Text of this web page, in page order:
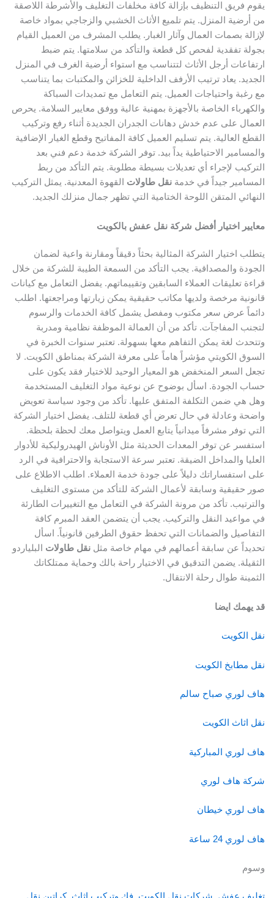
يقوم فريق التنظيف بإزالة كافة مخلفات التغليف والأشرطة اللاصقة
من أرضية المنزل. يتم تلميع الأثاث الخشبي والزجاجي بمواد خاصة
لإزالة بصمات العمال وآثار الغبار. يطلب المشرف من العميل القيام
بجولة تفقدية لفحص كل قطعة والتأكد من سلامتها. يتم ضبط
ارتفاعات أرجل الأثاث لتتناسب مع استواء أرضية الغرف في المنزل
الجديد. يعاد ترتيب الأرفف الداخلية للخزائن والمكتبات بما يتناسب
مع رغبة واحتياجات العميل. يتم التعامل مع تمديدات السباكة
والكهرباء الخاصة بالأجهزة بمهنية عالية ووفق معايير السلامة. يحرص
العمال على عدم خدش دهانات الجدران الجديدة أثناء رفع وتركيب
القطع العالية. يتم تسليم العميل كافة المفاتيح وقطع الغيار الإضافية
والمسامير الاحتياطية يداً بيد. توفر الشركة خدمة دعم فني بعد
التركيب لإجراء أي تعديلات بسيطة مطلوبة. يتم التأكد من ربط
المسامير جيداً في خدمة نقل طاولات القهوة المعدنية. يمثل التركيب
النهائي المتقن اللوحة الختامية التي تظهر جمال منزلك الجديد.
معايير اختيار أفضل شركة نقل عفش بالكويت
يتطلب اختيار الشركة المثالية بحثاً دقيقاً ومقارنة واعية لضمان
الجودة والمصداقية. يجب التأكد من السمعة الطيبة للشركة من خلال
قراءة تعليقات العملاء السابقين وتقييماتهم. يفضل التعامل مع كيانات
قانونية مرخصة ولديها مكاتب حقيقية يمكن زيارتها ومراجعتها. اطلب
دائماً عرض سعر مكتوب ومفصل يشمل كافة الخدمات والرسوم
لتجنب المفاجآت. تأكد من أن العمالة الموظفة نظامية ومدربة
وتتحدث لغة يمكن التفاهم معها بسهولة. تعتبر سنوات الخبرة في
السوق الكويتي مؤشراً هاماً على معرفة الشركة بمناطق الكويت. لا
تجعل السعر المنخفض هو المعيار الوحيد للاختيار فقد يكون على
حساب الجودة. اسأل بوضوح عن نوعية مواد التغليف المستخدمة
وهل هي ضمن التكلفة المتفق عليها. تأكد من وجود سياسة تعويض
واضحة وعادلة في حال تعرض أي قطعة للتلف. يفضل اختيار الشركة
التي توفر مشرفاً ميدانياً يتابع العمل ويتواصل معك لحظة بلحظة.
استفسر عن توفر المعدات الحديثة مثل الأوناش الهيدروليكية للأدوار
العليا والمداخل الضيقة. تعتبر سرعة الاستجابة والاحترافية في الرد
على استفساراتك دليلاً على جودة خدمة العملاء. اطلب الاطلاع على
صور حقيقية وسابقة لأعمال الشركة للتأكد من مستوى التغليف
والترتيب. تأكد من مرونة الشركة في التعامل مع التغييرات الطارئة
في مواعيد النقل والتركيب. يجب أن يتضمن العقد المبرم كافة
التفاصيل والضمانات التي تحفظ حقوق الطرفين قانونياً. اسأل
تحديداً عن سابقة أعمالهم في مهام خاصة مثل نقل طاولات البلياردو
الثقيلة. يضمن التدقيق في الاختيار راحة بالك وحماية ممتلكاتك
الثمينة طوال رحلة الانتقال.
قد يهمك ايضا
نقل الكويت
نقل مطابخ الكويت
هاف لوري صباح سالم
نقل اثاث الكويت
هاف لوري المباركية
شركة هاف لوري
هاف لوري خيطان
هاف لوري 24 ساعة
وسوم
تغليف عفش شركات نقل الكويت فك وتركيب اثاث , كراتين نقل